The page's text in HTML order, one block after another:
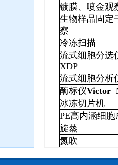
镀膜、喷金观
生物样品固定
察
冷冻扫描
流式细胞分选
XDP
流式细胞分析
酶标仪Victor
冰冻切片机
PE高内涵细胞
旋蒸
氮吹